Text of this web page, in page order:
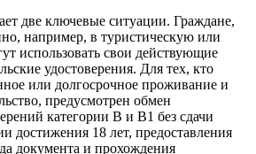
две ключевые ситуации. Граждане,
например, в туристическую или
использовать свои действующие
удостоверения. Для тех, кто
или долгосрочное проживание и
предусмотрен обмен
категории В и В1 без сдачи
достижения 18 лет, предоставления
документа и прохождения